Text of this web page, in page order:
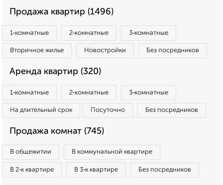
Продажа квартир (1496)
1‑комнатные 2‑комнатные 3‑комнатные
Вторичное жилье Новостройки Без посредников
Аренда квартир (320)
1‑комнатные 2‑комнатные 3‑комнатные
На длительный срок Посуточно Без посредников
Продажа комнат (745)
В общежитии В коммунальной квартире
В 2‑к квартире В 3‑к квартире Без посредников